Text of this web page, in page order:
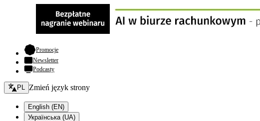
Promocje- otwiera się w nowej karcie
Newsletter
Podcasty
Zmień język - bieżący:
PL Zmień język strony
English (EN)
Українська (UA)